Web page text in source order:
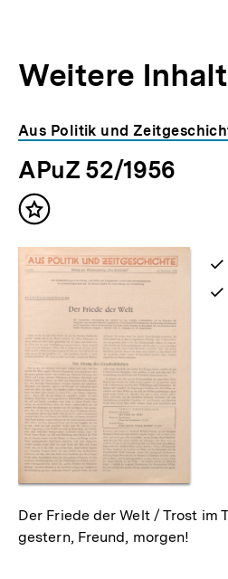
Weitere
Inhaltskarousell
für
weitere
Inhalte
Inhaltskarussell
überspringen
Aus Politik und
APuZ 52/1956
Inhalt
Der Friede der Welt / Trost im
gestern, Freund, morgen!